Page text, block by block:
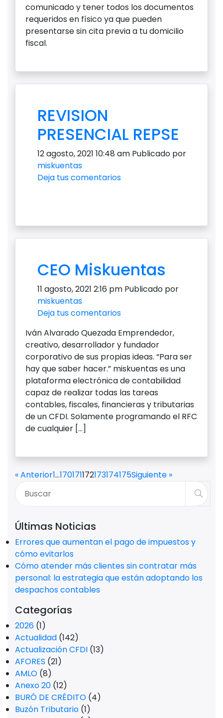
comunicado y tener todos los documentos
requeridos en físico ya que pueden
presentarse sin cita previa a tu domicilio
fiscal.
REVISION
PRESENCIAL REPSE
12 agosto, 2021 10:48 am Publicado por
miskuentas
Deja tus comentarios
CEO Miskuentas
11 agosto, 2021 2:16 pm Publicado por
miskuentas
Deja tus comentarios
Iván Alvarado Quezada Emprendedor,
creativo, desarrollador y fundador
corporativo de sus propias ideas. “Para ser
hay que saber hacer.” miskuentas es una
plataforma electrónica de contabilidad
capaz de realizar todas las tareas
contables, fiscales, financieras y tributarias
de un CFDI. Solamente programando el RFC
de cualquier […]
« Anterior1…170171172173174175Siguiente »
Últimas Noticias
Errores que aumentan el pago de impuestos y
cómo evitarlos
Cómo atender más clientes sin contratar más
personal: la estrategia que están adoptando los
despachos contables
Categorías
2026 (1)
Actualidad (142)
Actualización CFDI (13)
AFORES (21)
AMLO (8)
Anexo 20 (12)
BURÓ DE CRÉDITO (4)
Buzón Tributario (1)